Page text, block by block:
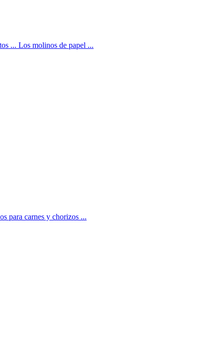
... Los molinos de papel ...
para carnes y chorizos ...